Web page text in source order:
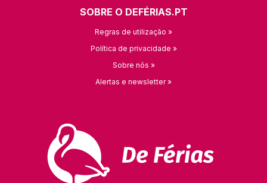
SOBRE O DEFÉRIAS.PT
Regras de utilização »
Política de privacidade »
Sobre nós »
Alertas e newsletter »